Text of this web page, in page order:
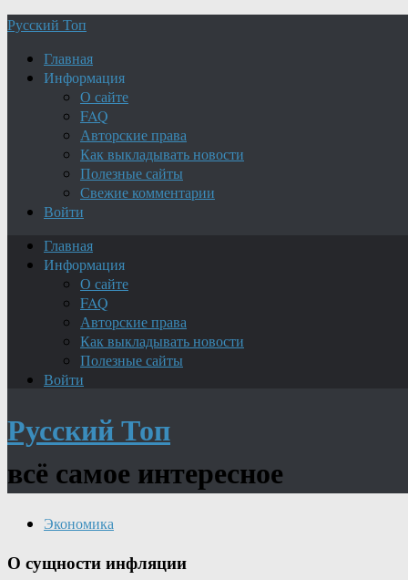
Русский Топ
Главная
Информация
О сайте
FAQ
Авторские права
Как выкладывать новости
Полезные сайты
Свежие комментарии
Войти
Главная
Информация
О сайте
FAQ
Авторские права
Как выкладывать новости
Полезные сайты
Войти
Русский Топ
всё самое интересное
Экономика
О сущности инфляции